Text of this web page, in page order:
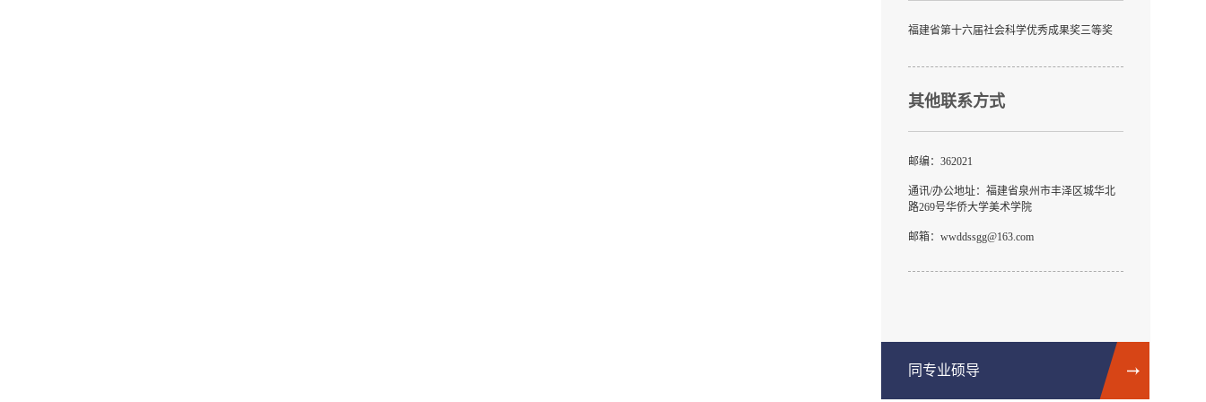
福建省第十六届社会科学优秀成果奖三等奖
其他联系方式
邮编： 362021
通讯/办公地址： 福建省泉州市丰泽区城华北
路269号华侨大学美术学院
邮箱： wwddssgg@163.com
同专业硕导